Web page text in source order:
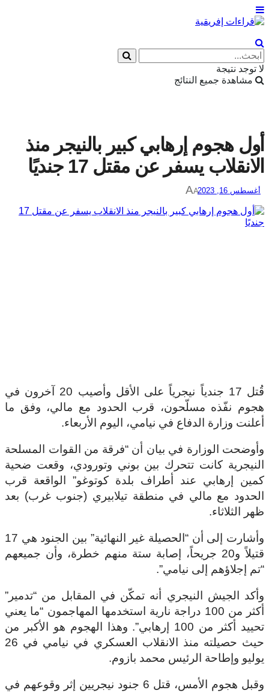
لا توجد نتيجة
مشاهدة جميع النتائج
أول هجوم إرهابي كبير بالنيجر منذ
الانقلاب يسفر عن مقتل 17 جنديًا
أغسطس 16, 2023 A
A
قُتل 17 جندياً نيجرياً على الأقل وأصيب 20 آخرون في
هجوم نفّذه مسلّحون، قرب الحدود مع مالي، وفق ما
أعلنت وزارة الدفاع في نيامي، اليوم الأربعاء.
وأوضحت الوزارة في بيان أن “فرقة من القوات المسلحة
النيجرية كانت تتحرك بين بوني وتورودي، وقعت ضحية
كمين إرهابي عند أطراف بلدة كوتوغو” الواقعة قرب
الحدود مع مالي في منطقة تيلابيري (جنوب غرب) بعد
ظهر الثلاثاء.
وأشارت إلى أن “الحصيلة غير النهائية” بين الجنود هي 17
قتيلاً و20 جريحاً، إصابة ستة منهم خطرة، وأن جميعهم
“تم إجلاؤهم إلى نيامي”.
وأكد الجيش النيجري أنه تمكّن في المقابل من “تدمير”
أكثر من 100 دراجة نارية استخدمها المهاجمون “ما يعني
تحييد أكثر من 100 إرهابي”. وهذا الهجوم هو الأكبر من
حيث حصيلته منذ الانقلاب العسكري في نيامي في 26
يوليو وإطاحة الرئيس محمد بازوم.
وقبل هجوم الأمس، قتل 6 جنود نيجريين إثر وقوعهم في